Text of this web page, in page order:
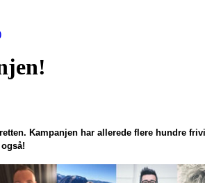
Kampanjen har allerede flere hundre